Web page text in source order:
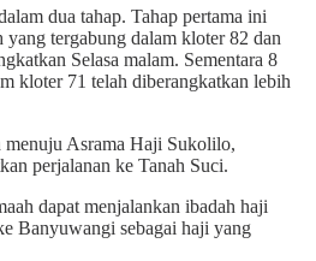
dua tahap. Tahap pertama ini
tergabung dalam kloter 82 dan
Selasa malam. Sementara 8
kloter 71 telah diberangkatkan lebih
menuju Asrama Haji Sukolilo,
perjalanan ke Tanah Suci.
dapat menjalankan ibadah haji
Banyuwangi sebagai haji yang